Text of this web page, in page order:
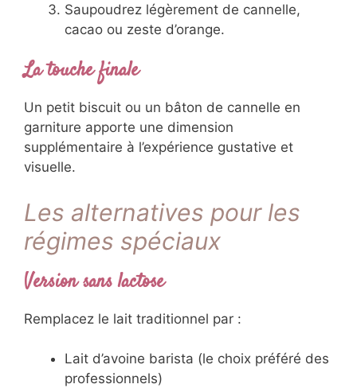
Saupoudrez légèrement de cannelle,
cacao ou zeste d’orange.
La touche finale
Un petit biscuit ou un bâton de cannelle en
garniture apporte une dimension
supplémentaire à l’expérience gustative et
visuelle.
Les alternatives pour les
régimes spéciaux
Version sans lactose
Remplacez le lait traditionnel par :
Lait d’avoine barista (le choix préféré des
professionnels)